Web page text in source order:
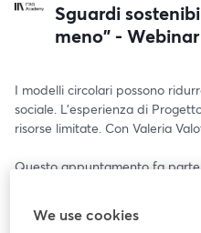
Sguardi
meno" -
I modelli circolari possono
sociale. L’esperienza di
risorse limitate. Con Valeria
Questo appuntamento fa parte
imprese e le comunità
We use cookies